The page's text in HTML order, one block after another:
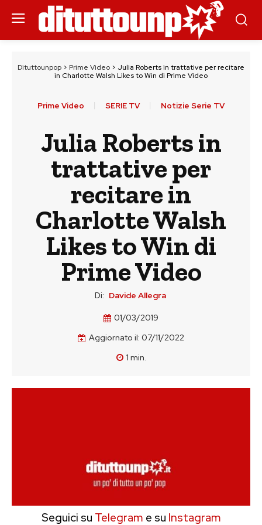
Dituttounpop > Prime Video > Julia Roberts in trattative per recitare
in Charlotte Walsh Likes to Win di Prime Video
Prime Video SERIE TV Notizie Serie TV
Julia Roberts in
trattative per
recitare in
Charlotte Walsh
Likes to Win di
Prime Video
Di: Davide Allegra
01/03/2019
Aggiornato il: 07/11/2022
1 min.
Seguici su Telegram e su Instagram